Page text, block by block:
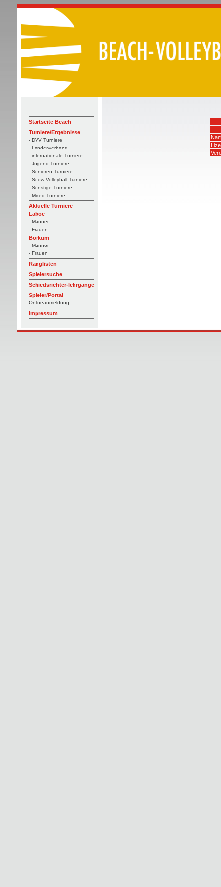
Startseite Beach
Turniere/Ergebnisse
- DVV Turniere
- Landesverband
- internationale Turniere
- Jugend Turniere
- Senioren Turniere
- Snow-Volleyball Turniere
- Sonstige Turniere
- Mixed Turniere
Aktuelle Turniere
Laboe
- Männer
- Frauen
Borkum
- Männer
- Frauen
Ranglisten
Spielersuche
Schiedsrichter-lehrgänge
Spieler/Portal
Onlineanmeldung
Impressum